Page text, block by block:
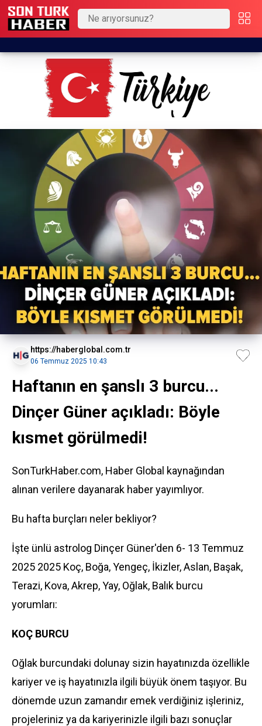
https://haberglobal.com.tr
06 Temmuz 2025 10:43
Haftanın en şanslı 3 burcu...
Dinçer Güner açıkladı: Böyle
kısmet görülmedi!
SonTurkHaber.com, Haber Global kaynağından
alınan verilere dayanarak haber yayımlıyor.
Bu hafta burçları neler bekliyor?
İşte ünlü astrolog Dinçer Güner'den 6- 13 Temmuz
2025 2025 Koç, Boğa, Yengeç, İkizler, Aslan, Başak,
Terazi, Kova, Akrep, Yay, Oğlak, Balık burcu
yorumları:
KOÇ BURCU
Oğlak burcundaki dolunay sizin hayatınızda özellikle
kariyer ve iş hayatınızla ilgili büyük önem taşıyor. Bu
dönemde uzun zamandır emek verdiğiniz işleriniz,
projeleriniz ya da kariyerinizle ilgili bazı sonuçlar